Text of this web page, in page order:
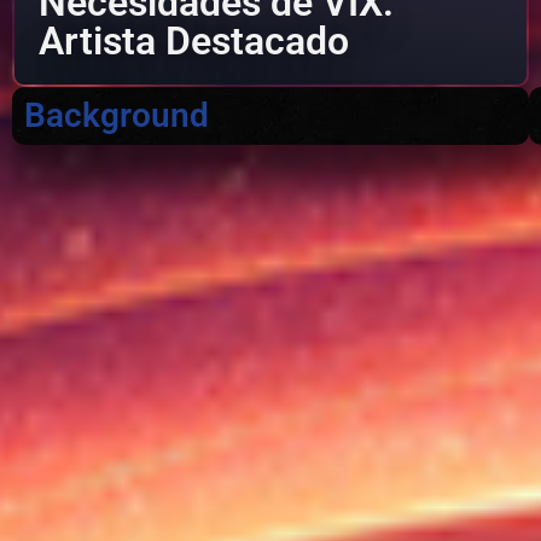
Artista Destacado
Background